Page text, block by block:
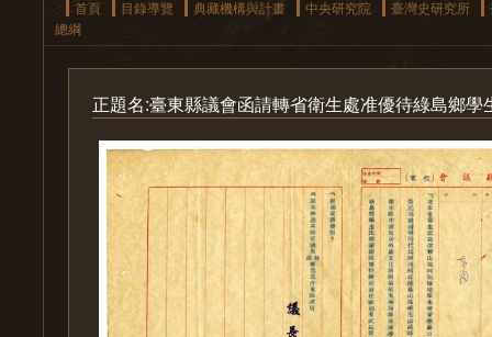
首頁
目錄導覽 典藏機構與計畫 中央研究院 臺灣史研究所
總綱
正題名:臺東縣議會函請轉省衛生處准優待綠島鄉學